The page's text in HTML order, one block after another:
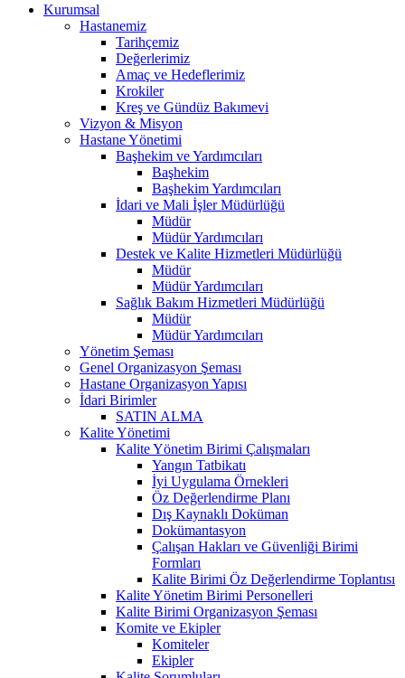
Kurumsal
Hastanemiz
Tarihçemiz
Değerlerimiz
Amaç ve Hedeflerimiz
Krokiler
Kreş ve Gündüz Bakımevi
Vizyon & Misyon
Hastane Yönetimi
Başhekim ve Yardımcıları
Başhekim
Başhekim Yardımcıları
İdari ve Mali İşler Müdürlüğü
Müdür
Müdür Yardımcıları
Destek ve Kalite Hizmetleri Müdürlüğü
Müdür
Müdür Yardımcıları
Sağlık Bakım Hizmetleri Müdürlüğü
Müdür
Müdür Yardımcıları
Yönetim Şeması
Genel Organizasyon Şeması
Hastane Organizasyon Yapısı
İdari Birimler
SATIN ALMA
Kalite Yönetimi
Kalite Yönetim Birimi Çalışmaları
Yangın Tatbikatı
İyi Uygulama Örnekleri
Öz Değerlendirme Planı
Dış Kaynaklı Doküman
Dokümantasyon
Çalışan Hakları ve Güvenliği Birimi
Formları
Kalite Birimi Öz Değerlendirme Toplantısı
Kalite Yönetim Birimi Personelleri
Kalite Birimi Organizasyon Şeması
Komite ve Ekipler
Komiteler
Ekipler